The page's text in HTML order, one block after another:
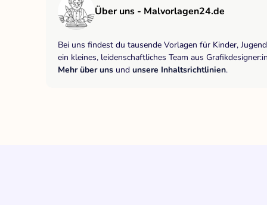
Über uns - Malvorlagen24.de
Bei uns findest du tausende Vorlagen für Kinder,
ein kleines, leidenschaftliches Team aus
Mehr über uns und unsere Inhaltsrichtlinien.